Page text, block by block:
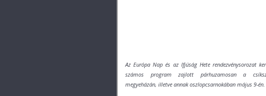
Az Európa Nap és az Ifjúság Hete rendezvénysorozat
számos program zajlott párhuzamosan a
megyeházán, illetve annak oszlopcsarnokában május 9-én.